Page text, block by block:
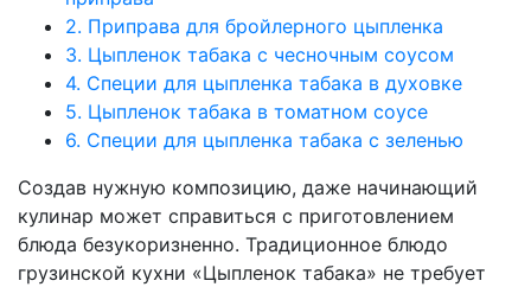
2. Приправа для бройлерного цыпленка
3. Цыпленок табака с чесночным соусом
4. Специи для цыпленка табака в духовке
5. Цыпленок табака в томатном соусе
6. Специи для цыпленка табака с зеленью
Создав нужную композицию, даже начинающий
кулинар может справиться с приготовлением
блюда безукоризненно. Традиционное блюдо
грузинской кухни «Цыпленок табака» не требует